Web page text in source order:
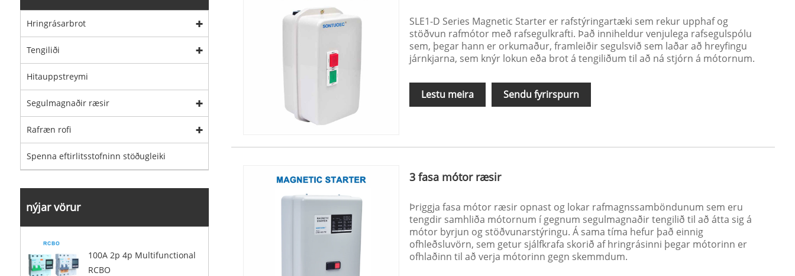
Hringrásarbrot
Tengiliði
Hitauppstreymi
Segulmagnaðir ræsir
Rafræn rofi
Spenna eftirlitsstofninn stöðugleiki
nýjar vörur
100A 2p 4p Multifunctional
RCBO
SLE1-D Series Magnetic Starter er rafstýringartæki sem rekur upphaf og
stöðvun rafmótor með rafsegulkrafti. Það inniheldur venjulega rafsegulspólu
sem, þegar hann er orkumaður, framleiðir segulsvið sem laðar að hreyfingu
járnkjarna, sem knýr lokun eða brot á tengiliðum til að ná stjórn á mótornum.
Lestu meira Sendu fyrirspurn
3 fasa mótor ræsir
Þriggja fasa mótor ræsir opnast og lokar rafmagnssamböndunum sem eru
tengdir samhliða mótornum í gegnum segulmagnaðir tengilið til að átta sig á
mótor byrjun og stöðvunarstýringu. Á sama tíma hefur það einnig
ofhleðsluvörn, sem getur sjálfkrafa skorið af hringrásinni þegar mótorinn er
ofhlaðinn til að verja mótorinn gegn skemmdum.